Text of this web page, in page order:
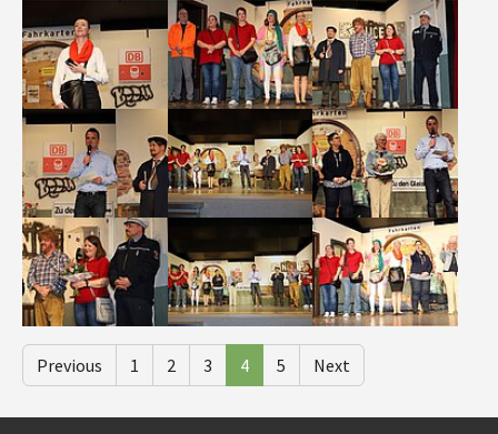
Show larger versionShow larger version
Show larger version Show larger versionShow larger version
Show larger versionShow larger versionShow larger version
Previous 1 2 3 4 5 Next